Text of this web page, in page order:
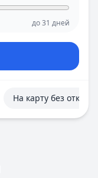
Киров
Краснодар
Красноярск
Л
Киров
Краснодар
Красноярск
Л
М
до31 дней
На карту без отказа